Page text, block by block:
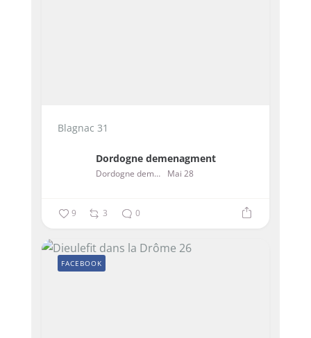
Blagnac 31
Dordogne demenagment
Dordogne demenagment Mai 28
9 3 0
FACEBOOK